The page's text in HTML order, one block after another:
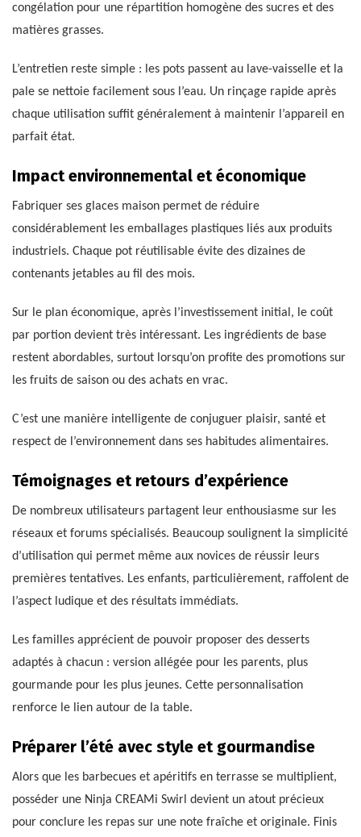
congélation pour une répartition homogène des sucres et des
matières grasses.
L’entretien reste simple : les pots passent au lave-vaisselle et la
pale se nettoie facilement sous l’eau. Un rinçage rapide après
chaque utilisation suffit généralement à maintenir l’appareil en
parfait état.
Impact environnemental et économique
Fabriquer ses glaces maison permet de réduire
considérablement les emballages plastiques liés aux produits
industriels. Chaque pot réutilisable évite des dizaines de
contenants jetables au fil des mois.
Sur le plan économique, après l’investissement initial, le coût
par portion devient très intéressant. Les ingrédients de base
restent abordables, surtout lorsqu’on profite des promotions sur
les fruits de saison ou des achats en vrac.
C’est une manière intelligente de conjuguer plaisir, santé et
respect de l’environnement dans ses habitudes alimentaires.
Témoignages et retours d’expérience
De nombreux utilisateurs partagent leur enthousiasme sur les
réseaux et forums spécialisés. Beaucoup soulignent la simplicité
d’utilisation qui permet même aux novices de réussir leurs
premières tentatives. Les enfants, particulièrement, raffolent de
l’aspect ludique et des résultats immédiats.
Les familles apprécient de pouvoir proposer des desserts
adaptés à chacun : version allégée pour les parents, plus
gourmande pour les plus jeunes. Cette personnalisation
renforce le lien autour de la table.
Préparer l’été avec style et gourmandise
Alors que les barbecues et apéritifs en terrasse se multiplient,
posséder une Ninja CREAMi Swirl devient un atout précieux
pour conclure les repas sur une note fraîche et originale. Finis